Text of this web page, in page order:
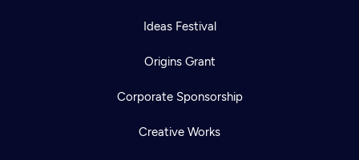
Ideas Festival
Origins Grant
Corporate Sponsorship
Creative Works